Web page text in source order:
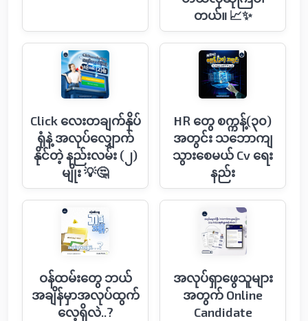
တယ်။ 📈✨
Click လေးတချက်နှိပ်
ရုံနဲ့ အလုပ်လျှောက်
နိုင်တဲ့ နည်းလမ်း (၂)
မျိုး 💡🤔
HR တွေ စက္ကန့်(၃၀)
အတွင်း သဘောကျ
သွားစေမယ် Cv ရေး
နည်း
ဝန်ထမ်းတွေ ဘယ်
အချိန်မှာအလုပ်ထွက်
လေ့ရှိလဲ..?
အလုပ်ရှာဖွေသူများ
အတွက် Online
Candidate